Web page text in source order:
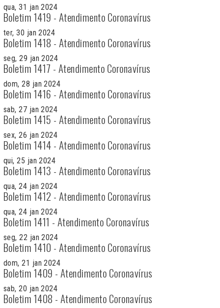
qua, 31 jan 2024
Boletim 1419 - Atendimento Coronavírus
ter, 30 jan 2024
Boletim 1418 - Atendimento Coronavírus
seg, 29 jan 2024
Boletim 1417 - Atendimento Coronavírus
dom, 28 jan 2024
Boletim 1416 - Atendimento Coronavírus
sab, 27 jan 2024
Boletim 1415 - Atendimento Coronavírus
sex, 26 jan 2024
Boletim 1414 - Atendimento Coronavírus
qui, 25 jan 2024
Boletim 1413 - Atendimento Coronavírus
qua, 24 jan 2024
Boletim 1412 - Atendimento Coronavírus
qua, 24 jan 2024
Boletim 1411 - Atendimento Coronavírus
seg, 22 jan 2024
Boletim 1410 - Atendimento Coronavírus
dom, 21 jan 2024
Boletim 1409 - Atendimento Coronavírus
sab, 20 jan 2024
Boletim 1408 - Atendimento Coronavírus